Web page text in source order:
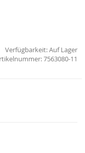
Verfügbarkeit:Auf Lager
7563080-11